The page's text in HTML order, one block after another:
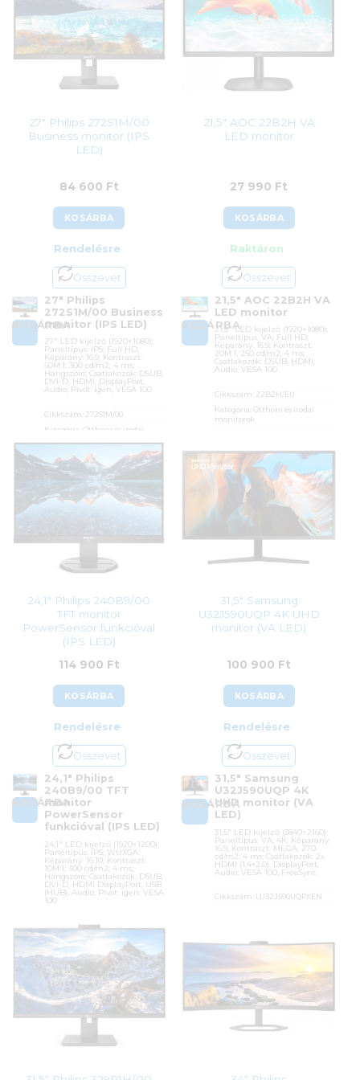
27″ Philips 272S1M/00
Business monitor (IPS
LED)
84 600 Ft
KOSÁRBA
Rendelésre
Összevet
KOSÁRBA
27″ Philips
272S1M/00 Business
monitor (IPS LED)
27″ LED kijelző (1920×1080);
Paneltípus: IPS; Full HD;
Képarány: 16:9; Kontraszt:
50M:1; 300 cd/m2; 4 ms;
Hangszóró; Csatlakozók: DSUB,
DVI-D, HDMI, DisplayPort,
Audio; Pivot: igen; VESA 100
Cikkszám: 272S1M/00
Kategória:Otthoni és irodai
Gyártó:Philips
Garanciaidő:36 hónap
Azonosító:42415
21,5″ AOC 22B2H VA
LED monitor
27 990 Ft
KOSÁRBA
Raktáron
Összevet
KOSÁRBA
21,5″ AOC 22B2H VA
LED monitor
21,5″ LED kijelző (1920×1080);
Paneltípus: VA; Full HD;
Képarány: 16:9; Kontraszt:
20M:1; 250 cd/m2; 4 ms;
Csatlakozók: DSUB, HDMI,
Audio; VESA 100
Cikkszám: 22B2H/EU
Kategória: Otthoni és irodai
monitorok
Garanciaidő:36 hónap
ÁFA:27%
Azonosító:
48806
27 990
24,1″ Philips 240B9/00
TFT monitor
PowerSensor funkcióval
(IPS LED)
114 900 Ft
KOSÁRBA
Rendelésre
Összevet
KOSÁRBA
24,1″ Philips
240B9/00 TFT
monitor
PowerSensor
funkcióval (IPS LED)
24,1″ LED kijelző (1920×1200);
Paneltípus: IPS; WUXGA;
Képarány: 16:10; Kontraszt:
10M:1; 300 cd/m2; 4 ms;
Hangszóró; Csatlakozók: DSUB,
DVI-D, HDMI DisplayPort, USB
(HUB), Audio; Pivot: igen; VESA
100
Cikkszám:240B9/00
Kategória:Otthoni és irodai
monitorok
Gyártó: Philips
Garanciaidő:36 hónap
ÁFA:
27%
Azonosító:
41315
114 900
31,5″ Samsung
U32J590UQP 4K UHD
monitor (VA LED)
100 900 Ft
KOSÁRBA
Rendelésre
Összevet
KOSÁRBA
31,5″ Samsung
U32J590UQP 4K
UHD monitor (VA
LED)
31,5″ LED kijelző (3840×2160);
Paneltípus: VA; 4K; Képarány:
16:9; Kontraszt: MEGA; 270
cd/m2; 4 ms; Csatlakozók: 2x
HDMI (1.4+2.0), DisplayPort,
Audio; VESA 100; FreeSync
Cikkszám: LU32J590UQPXEN
24 hónap
27%
Azonosító: 46817
100 900Ft